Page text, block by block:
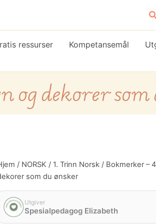
ressurser Kompetansemål
og dekorer
/ NORSK / 1. Trinn Norsk / Bokmerker –
som du ønsker
Utgiver
Spesialpedagog Elizabeth
tegn